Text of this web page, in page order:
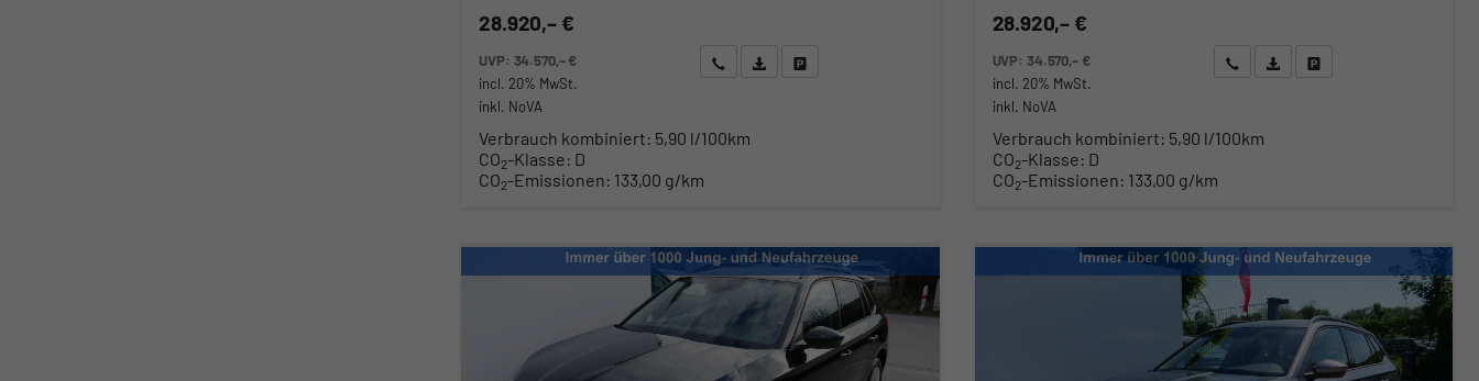
28.920,– €
UVP: 34.570,– €
incl. 20% MwSt.
inkl. NoVA
Wir rufen Sie anAngebot drucken (PDF)
Verbrauch kombiniert: 5,90 l/100km
CO2-Klasse: D
CO2-Emissionen: 133,00 g/km
28.920,– €
UVP: 34.570,– €
incl. 20% MwSt.
inkl. NoVA
Wir rufen Sie anAngebot drucken (PDF)
Fahrzeug parken
Verbrauch kombiniert: 5,90 l/100km
CO2-Klasse: D
CO2-Emissionen: 133,00 g/km